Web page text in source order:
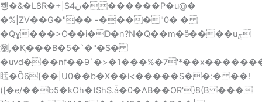
쾡�&�L8R�+|$ن4�������P�u@�
�%|ZV��G�"�� -����"0� �
�Qɣ���>O��i�D�n?N�Q��m�ӛ����uݮ
瀏,�Қ���B�5�`�"�$�
䁅�Ȍ6[��|U0��b�X��i<�����S��:� ��!
([�e/��b5�kOh�tSh$.ǡ�0�AB��OR'}8(B ���